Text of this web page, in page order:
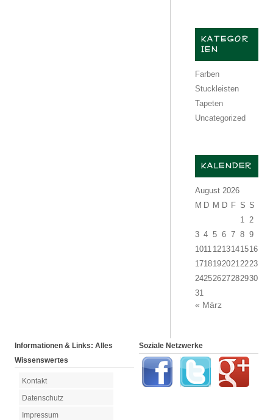
KATEGOR
IEN
Farben
Stuckleisten
Tapeten
Uncategorized
KALENDER
August 2026
M D M D F S S
1
2
3 4 5 6 7 8 9
1011 1213141516
1718192021 2223
24252627282930
31
« März
Informationen & Links: Alles
Wissenswertes
Kontakt
Datenschutz
Impressum
Soziale Netzwerke